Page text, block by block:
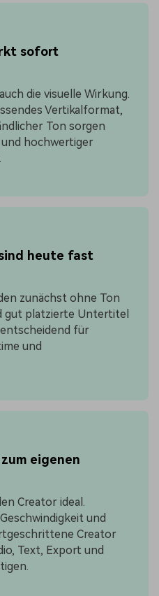
sofort
die visuelle Wirkung.
Vertikalformat,
Ton sorgen
und hochwertiger
heute fast
zunächst ohne Ton
gut platzierte Untertitel
für
und
eigenen
Creator ideal.
und
Creator
Text, Export und